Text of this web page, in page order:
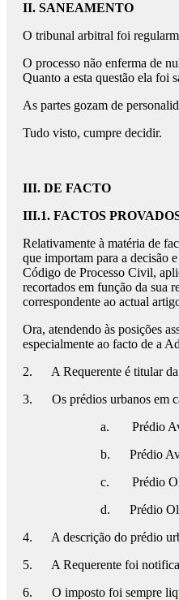
II. SANEAMENTO
O tribunal arbitral foi
O processo não enferma de
Quanto a esta questão ela foi
As partes gozam de
Tudo visto, cumpre decidir.
III. DE FACTO
III.1. FACTOS
Relativamente à matéria de
que importam para a decisão
Código de Processo Civil,
recortados em função da sua
correspondente ao actual
Ora, atendendo às posições
especialmente ao facto de a
2. A Requerente é titular da
3. Os prédios urbanos em
a. Prédio
b. Prédio
c. Prédio
d. Prédio
4. A descrição do prédio
5. A Requerente foi
6. O imposto foi sempre